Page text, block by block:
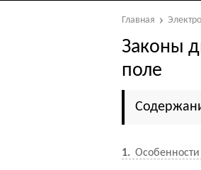
Главная
Законы
поле
1